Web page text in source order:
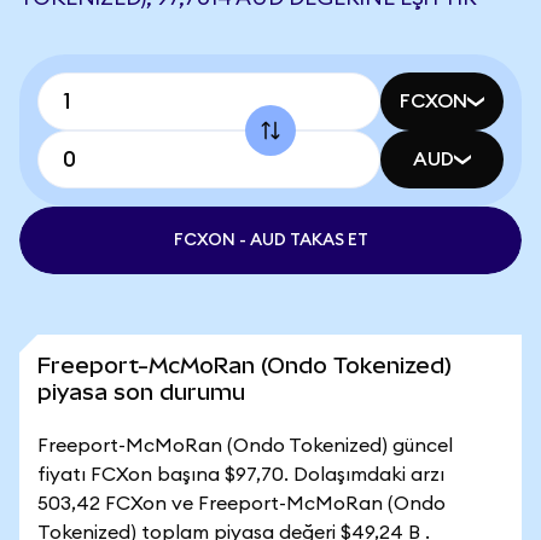
FCXON
AUD
FCXON - AUD TAKAS ET
Freeport-McMoRan (Ondo Tokenized)
piyasa son durumu
Freeport-McMoRan (Ondo Tokenized) güncel
fiyatı FCXon başına $97,70. Dolaşımdaki arzı
503,42 FCXon ve Freeport-McMoRan (Ondo
Tokenized) toplam piyasa değeri $49,24 B .